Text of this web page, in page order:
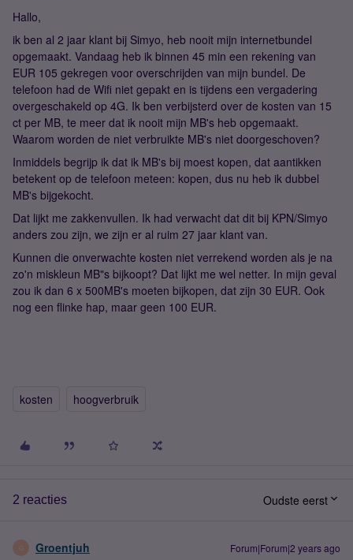
Hallo,
ik ben al 2 jaar klant bij Simyo, heb nooit mijn internetbundel
opgemaakt. Vandaag heb ik binnen 45 min een rekening van
EUR 105 gekregen voor overschrijden van mijn bundel. De
telefoon had de Wifi niet gepakt en is tijdens een vergadering
overgeschakeld op 4G. Ik ben verbijsterd over de kosten van 15
ct per MB, te meer dat ik nooit mijn MB's heb opgemaakt.
Waarom worden de niet verbruikte MB's niet doorgeschoven?
Inmiddels begrijp ik dat ik MB's bij moest kopen, dat aantikken
betekent op de telefoon meteen: kopen, dus nu heb ik dubbel
MB's bijgekocht.
Dat lijkt me zakkenvullen. Ik had verwacht dat dit bij KPN/Simyo
anders zou zijn, we zijn er al ruim 27 jaar klant van.
Kunnen die onverwachte kosten niet verrekend worden als je na
zo'n miskleun MB"s bijkoopt? Dat lijkt me wel netter. In mijn geval
zou ik dan 6 x 500MB's moeten bijkopen, dat zijn 30 EUR. Ook
nog een flinke hap, maar geen 100 EUR.
kosten hoogverbruik
2 reacties Oudste eerst
G Groentjuh Forum|Forum|2 years ago